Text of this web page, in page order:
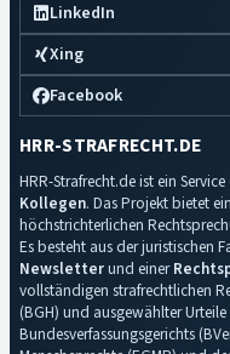
LinkedIn
Xing
Facebook
HRR-STRAFRECHT.DE
HRR-Strafrecht.de ist ein
Kollegen. Das Projekt bietet
höchstrichterlichen
Es besteht aus der juristischen
Newsletterund einer
vollständigen strafrechtlichen
(BGH) und ausgewählter
Bundesverfassungsgerichts